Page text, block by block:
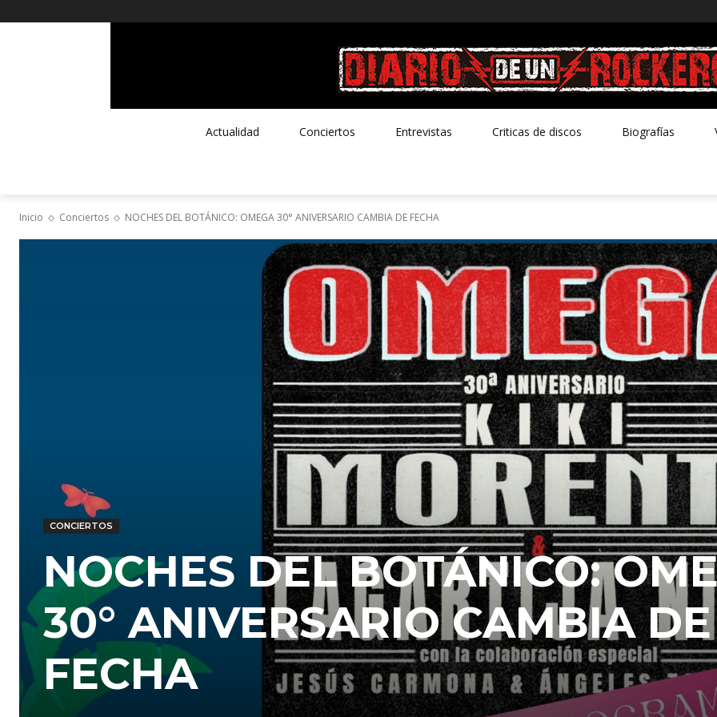
Actualidad Conciertos Entrevistas Criticas de discos Biografías
Inicio Conciertos NOCHES DEL BOTÁNICO: OMEGA 30° ANIVERSARIO CAMBIA DE FECHA
CONCIERTOS
NOCHES DEL BOTÁNICO:
30° ANIVERSARIO CAMBIA DE
FECHA